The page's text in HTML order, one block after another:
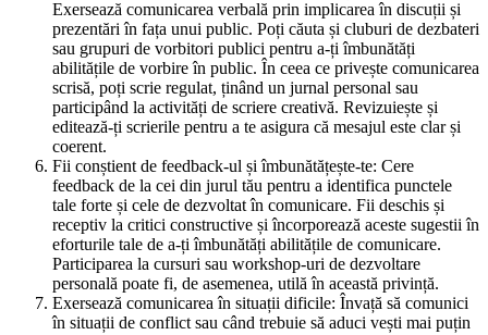
Exersează comunicarea verbală prin implicarea în discuții și
prezentări în fața unui public. Poți căuta și cluburi de dezbateri
sau grupuri de vorbitori publici pentru a-ți îmbunătăți
abilitățile de vorbire în public. În ceea ce privește comunicarea
scrisă, poți scrie regulat, ținând un jurnal personal sau
participând la activități de scriere creativă. Revizuiește și
editează-ți scrierile pentru a te asigura că mesajul este clar și
coerent.
Fii conștient de feedback-ul și îmbunătățește-te: Cere
feedback de la cei din jurul tău pentru a identifica punctele
tale forte și cele de dezvoltat în comunicare. Fii deschis și
receptiv la critici constructive și încorporează aceste sugestii în
eforturile tale de a-ți îmbunătăți abilitățile de comunicare.
Participarea la cursuri sau workshop-uri de dezvoltare
personală poate fi, de asemenea, utilă în această privință.
Exersează comunicarea în situații dificile: Învață să comunici
în situații de conflict sau când trebuie să aduci vești mai puțin